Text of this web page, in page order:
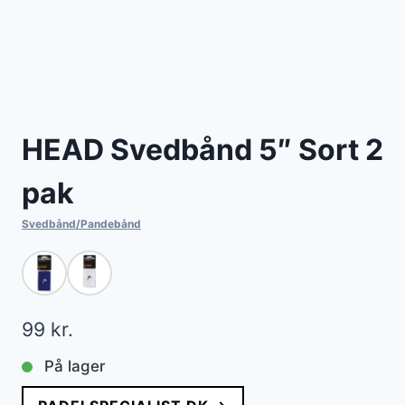
HEAD Svedbånd 5″ Sort 2
pak
Svedbånd/Pandebånd
99 kr.
På lager